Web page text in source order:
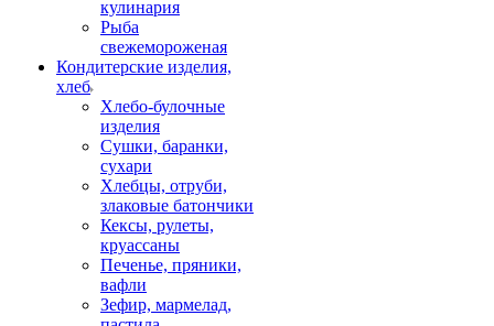
кулинария
Рыба
свежемороженая
Кондитерские изделия,
хлеб
Хлебо-булочные
изделия
Сушки, баранки,
сухари
Хлебцы, отруби,
злаковые батончики
Кексы, рулеты,
круассаны
Печенье, пряники,
вафли
Зефир, мармелад,